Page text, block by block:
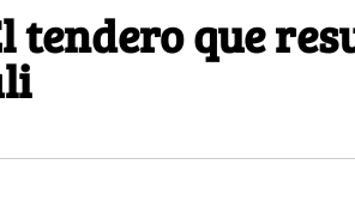
tendero que